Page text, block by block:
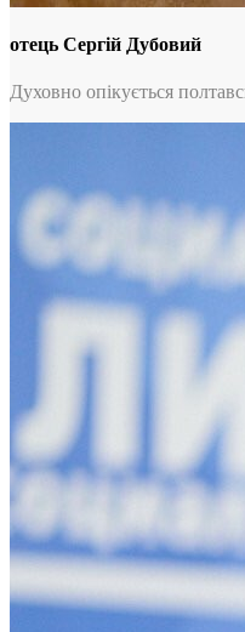
отець Сергій Дубовий
Духовно опікується